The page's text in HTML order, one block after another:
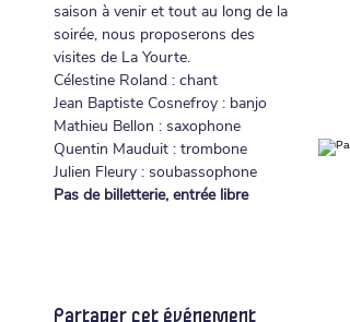
saison à venir et tout au long de la
soirée, nous proposerons des
visites de La Yourte.
Célestine Roland : chant
Jean Baptiste Cosnefroy : banjo
Mathieu Bellon : saxophone
Quentin Mauduit : trombone
Julien Fleury : soubassophone
Pas de billetterie, entrée libre
Partager cet événement